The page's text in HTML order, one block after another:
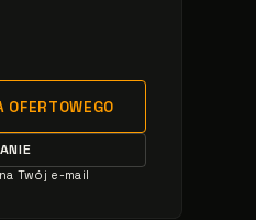
Twój e-mail